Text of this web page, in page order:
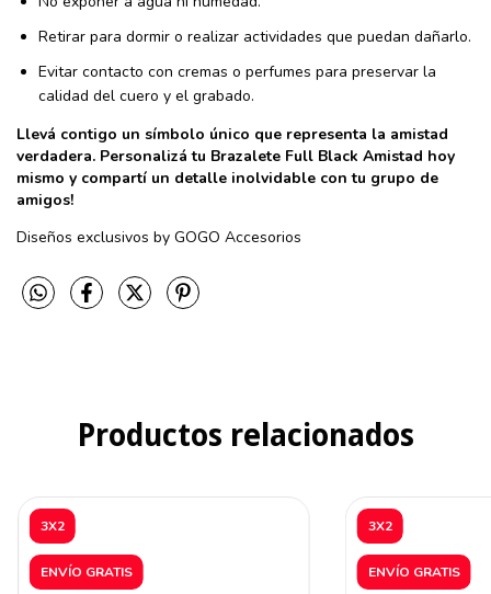
Retirar para dormir o realizar actividades que puedan dañarlo.
Evitar contacto con cremas o perfumes para preservar la
calidad del cuero y el grabado.
Llevá contigo un símbolo único que representa la amistad
verdadera. Personalizá tu Brazalete Full Black Amistad hoy
mismo y compartí un detalle inolvidable con tu grupo de
amigos!
Diseños exclusivos by GOGO Accesorios
Productos relacionados
3X2
ENVÍO GRATIS
3X2
ENVÍO GRATIS